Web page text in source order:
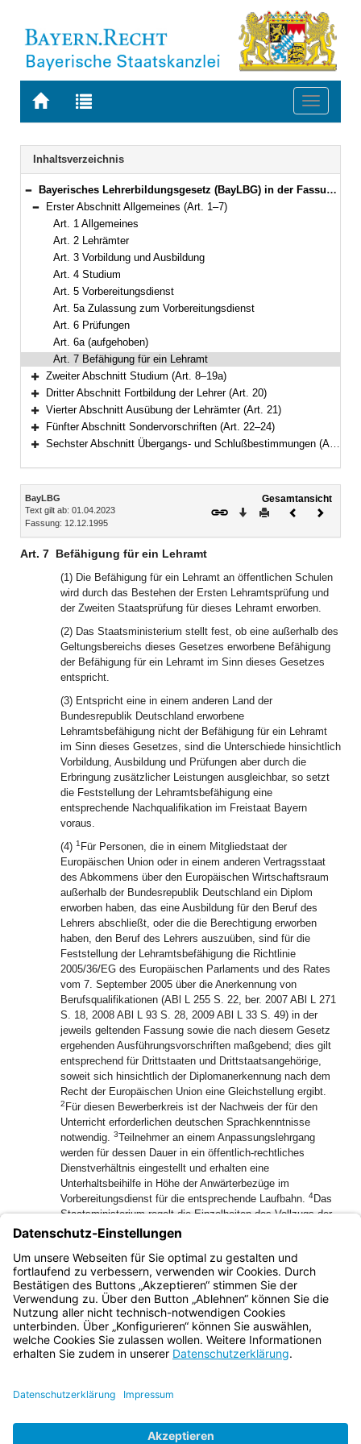
Zur
BAYERN.RECHT
Zur
letzten
Suche
Toggle
Navigation
Inhaltsverzeichnis
Bereich reduzieren
Bayerisches Lehrerbildungsgesetz (BayLBG) in der Fassung der Bekanntmachung vom 12. Dezember 1995 (GVBl. 1996 S. 16, 40) BayRS 2238-1-K (Art. 1–29)
Bereich reduzieren
Erster Abschnitt Allgemeines (Art. 1–7)
Art. 1 Allgemeines
Art. 2 Lehrämter
Art. 3 Vorbildung und Ausbildung
Art. 4 Studium
Art. 5 Vorbereitungsdienst
Art. 5a Zulassung zum Vorbereitungsdienst
Art. 6 Prüfungen
Art. 6a (aufgehoben)
Art. 7 Befähigung für ein Lehramt
Bereich erweitern
Zweiter Abschnitt Studium (Art. 8–19a)
Bereich erweitern
Dritter Abschnitt Fortbildung der Lehrer (Art. 20)
Bereich erweitern
Vierter Abschnitt Ausübung der Lehrämter (Art. 21)
Bereich erweitern
Fünfter Abschnitt Sondervorschriften (Art. 22–24)
Sechster Abschnitt Übergangs- und Schlußbestimmungen (Art. 25–29)
Inhalt
BayLBG
Text gilt ab: 01.04.2023
Fassung: 12.12.1995
Gesamtansicht
Download
DruckenVorheriges
Art. 7 Befähigung für ein Lehramt
(1) Die Befähigung für ein Lehramt an öffentlichen Schulen
wird durch das Bestehen der Ersten Lehramtsprüfung und
der Zweiten Staatsprüfung für dieses Lehramt erworben.
(2) Das Staatsministerium stellt fest, ob eine außerhalb des
Geltungsbereichs dieses Gesetzes erworbene Befähigung
der Befähigung für ein Lehramt im Sinn dieses Gesetzes
entspricht.
(3) Entspricht eine in einem anderen Land der
Bundesrepublik Deutschland erworbene
Lehramtsbefähigung nicht der Befähigung für ein Lehramt
im Sinn dieses Gesetzes, sind die Unterschiede hinsichtlich
Vorbildung, Ausbildung und Prüfungen aber durch die
Erbringung zusätzlicher Leistungen ausgleichbar, so setzt
die Feststellung der Lehramtsbefähigung eine
entsprechende Nachqualifikation im Freistaat Bayern
voraus.
(4) 1 Für Personen, die in einem Mitgliedstaat der
Europäischen Union oder in einem anderen Vertragsstaat
des Abkommens über den Europäischen Wirtschaftsraum
außerhalb der Bundesrepublik Deutschland ein Diplom
erworben haben, das eine Ausbildung für den Beruf des
Lehrers abschließt, oder die die Berechtigung erworben
haben, den Beruf des Lehrers auszuüben, sind für die
Feststellung der Lehramtsbefähigung die Richtlinie
2005/36/EG des Europäischen Parlaments und des Rates
vom 7. September 2005 über die Anerkennung von
Berufsqualifikationen (ABl L 255 S. 22, ber. 2007 ABl L 271
S. 18, 2008 ABl L 93 S. 28, 2009 ABl L 33 S. 49) in der
jeweils geltenden Fassung sowie die nach diesem Gesetz
ergehenden Ausführungsvorschriften maßgebend; dies gilt
entsprechend für Drittstaaten und Drittstaatsangehörige,
soweit sich hinsichtlich der Diplomanerkennung nach dem
Recht der Europäischen Union eine Gleichstellung ergibt.
2 Für diesen Bewerberkreis ist der Nachweis der für den
Unterricht erforderlichen deutschen Sprachkenntnisse
notwendig. 3Teilnehmer an einem Anpassungslehrgang
werden für dessen Dauer in ein öffentlich-rechtliches
Dienstverhältnis eingestellt und erhalten eine
Unterhaltsbeihilfe in Höhe der Anwärterbezüge im
Vorbereitungsdienst für die entsprechende Laufbahn. 4Das
Staatsministerium regelt die Einzelheiten des Vollzugs der
Richtlinie durch Rechtsverordnung, insbesondere Merkmale,
Voraussetzungen, Inhalte, Bewertung, Verfahren und
Zuständigkeiten hinsichtlich des Anpassungslehrgangs und
der Eignungsprüfung.
Bayern.de
BayernPortal
Impressum